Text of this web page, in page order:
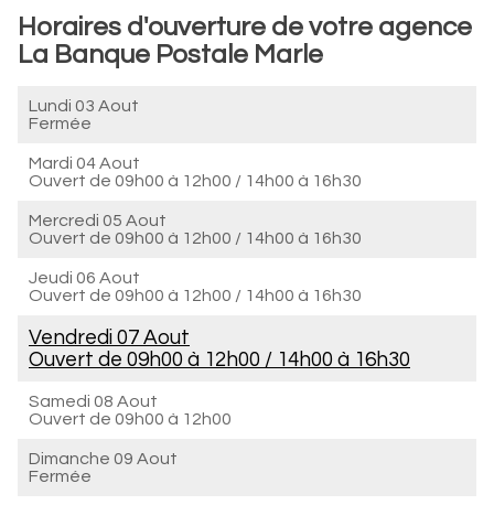
Horaires d'ouverture de votre agence
La Banque Postale Marle
Lundi 03 Aout
Fermée
Mardi 04 Aout
Ouvert de 09h00 à 12h00 / 14h00 à 16h30
Mercredi 05 Aout
Ouvert de 09h00 à 12h00 / 14h00 à 16h30
Jeudi 06 Aout
Ouvert de 09h00 à 12h00 / 14h00 à 16h30
Vendredi 07 Aout
Ouvert de 09h00 à 12h00 / 14h00 à 16h30
Samedi 08 Aout
Ouvert de 09h00 à 12h00
Dimanche 09 Aout
Fermée